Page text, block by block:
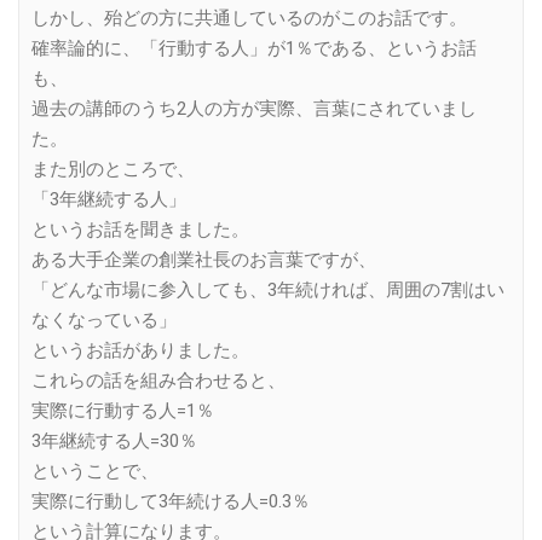
しかし、殆どの方に共通しているのがこのお話です。
確率論的に、「行動する人」が1％である、というお話
も、
過去の講師のうち2人の方が実際、言葉にされていまし
た。
また別のところで、
「3年継続する人」
というお話を聞きました。
ある大手企業の創業社長のお言葉ですが、
「どんな市場に参入しても、3年続ければ、周囲の7割はい
なくなっている」
というお話がありました。
これらの話を組み合わせると、
実際に行動する人=1％
3年継続する人=30％
ということで、
実際に行動して3年続ける人=0.3％
という計算になります。